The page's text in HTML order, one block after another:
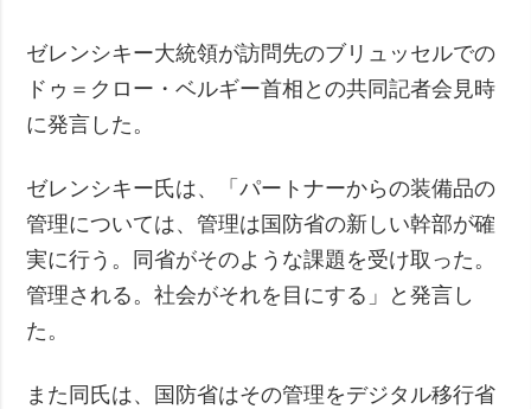
インタビュー
写真
動画
フォトバンク
ゼレンシキー大統領が訪問先のブリュッセルでの
ドゥ＝クロー・ベルギー首相との共同記者会見時
に発言した。
ゼレンシキー氏は、「パートナーからの装備品の
管理については、管理は国防省の新しい幹部が確
実に行う。同省がそのような課題を受け取った。
管理される。社会がそれを目にする」と発言し
た。
また同氏は、国防省はその管理をデジタル移行省